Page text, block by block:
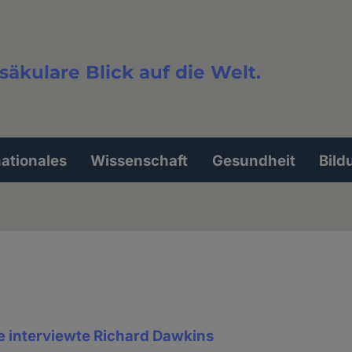
Blick auf die Welt.
Wissenschaft Gesundheit
interviewte Richard Dawkins